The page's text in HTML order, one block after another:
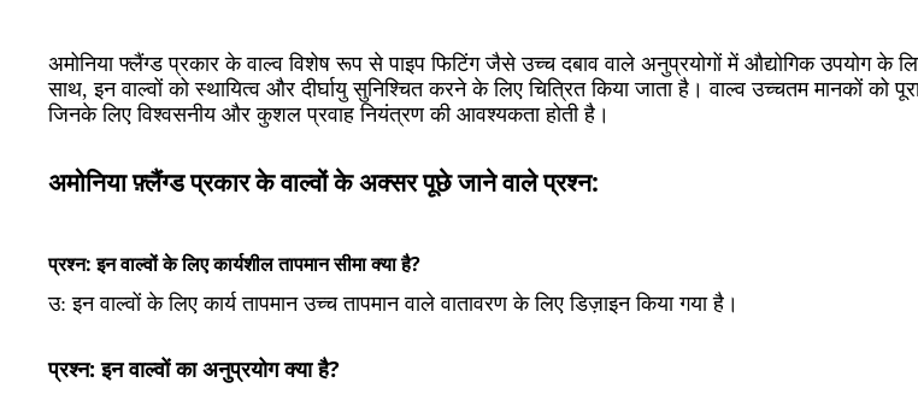
अमोनिया फ्लैंग्ड प्रकार के वाल्व विशेष रूप से पाइप फिटिंग जैसे उच्च दबाव वाले अनुप्रयोगों में औद्योगिक उपयोग के
साथ, इन वाल्वों को स्थायित्व और दीर्घायु सुनिश्चित करने के लिए चित्रित किया जाता है। वाल्व उच्चतम मानकों को
जिनके लिए विश्वसनीय और कुशल प्रवाह नियंत्रण की आवश्यकता होती है।
अमोनिया फ़्लैंग्ड प्रकार के वाल्वों के अक्सर पूछे जाने वाले प्रश्न:
प्रश्न: इन वाल्वों के लिए कार्यशील तापमान सीमा क्या है?
उ:इन वाल्वों के लिए कार्य तापमान उच्च तापमान वाले वातावरण के लिए डिज़ाइन किया गया है।
प्रश्न: इन वाल्वों का अनुप्रयोग क्या है?